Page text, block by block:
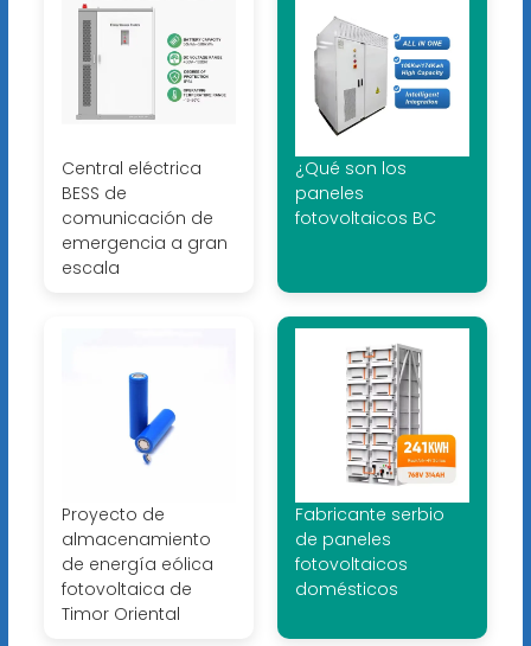
Central eléctrica
BESS de
comunicación de
emergencia a gran
escala
¿Qué son los
paneles
fotovoltaicos BC
Proyecto de
almacenamiento
de energía eólica
fotovoltaica de
Timor Oriental
Fabricante serbio
de paneles
fotovoltaicos
domésticos